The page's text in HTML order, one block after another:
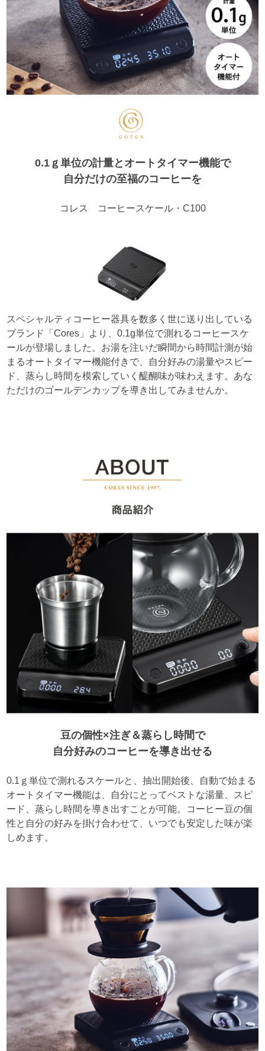
0.1ｇ単位の計量とオートタイマー機能で
自分だけの至福のコーヒーを
コレス コーヒースケール・C100
スペシャルティコーヒー器具を数多く世に送り出している
ブランド「Cores」より、0.1g単位で測れるコーヒースケ
ールが登場しました。お湯を注いだ瞬間から時間計測が始
まるオートタイマー機能付きで、自分好みの湯量やスピー
ド、蒸らし時間を模索していく醍醐味が味わえます。あな
ただけのゴールデンカップを導き出してみませんか。
豆の個性×注ぎ＆蒸らし時間で
自分好みのコーヒーを導き出せる
0.1ｇ単位で測れるスケールと、抽出開始後、自動で始まる
オートタイマー機能は、自分にとってベストな湯量、スピ
ード、蒸らし時間を導き出すことが可能。コーヒー豆の個
性と自分の好みを掛け合わせて、いつでも安定した味が楽
しめます。